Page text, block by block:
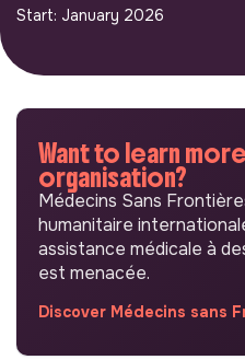
Start: January 2026
Want to learn
organisation?
Médecins Sans
humanitaire
assistance médicale à
est menacée.
Discover Médecins sans